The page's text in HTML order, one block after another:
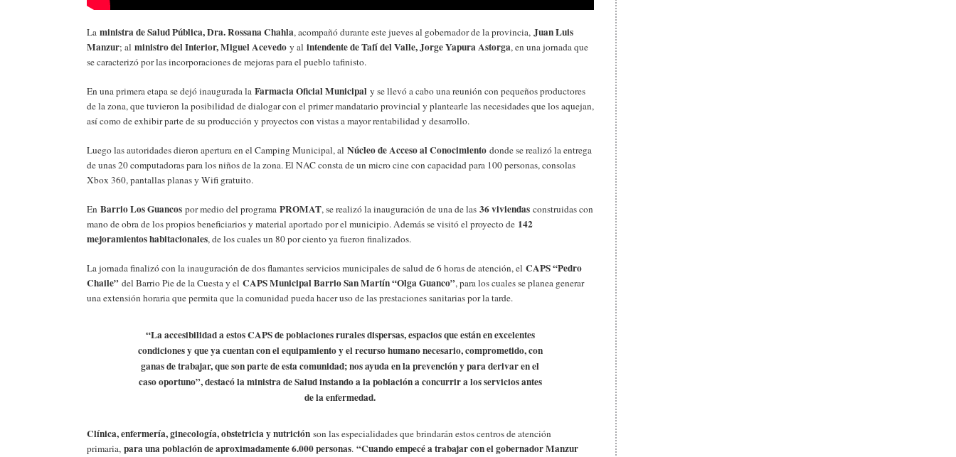
La ministra de Salud Pública, Dra. Rossana Chahla, acompañó durante este jueves al gobernador de la provincia, Juan Luis
Manzur; al ministro del Interior, Miguel Acevedo y al intendente de Tafí del Valle, Jorge Yapura Astorga, en una jornada que
se caracterizó por las incorporaciones de mejoras para el pueblo tafinisto.
En una primera etapa se dejó inaugurada la Farmacia Oficial Municipal y se llevó a cabo una reunión con pequeños productores
de la zona, que tuvieron la posibilidad de dialogar con el primer mandatario provincial y plantearle las necesidades que los aquejan,
así como de exhibir parte de su producción y proyectos con vistas a mayor rentabilidad y desarrollo.
Luego las autoridades dieron apertura en el Camping Municipal, al Núcleo de Acceso al Conocimiento donde se realizó la entrega
de unas 20 computadoras para los niños de la zona. El NAC consta de un micro cine con capacidad para 100 personas, consolas
Xbox 360, pantallas planas y Wifi gratuito.
En Barrio Los Guancos por medio del programa PROMAT, se realizó la inauguración de una de las 36 viviendas construidas con
mano de obra de los propios beneficiarios y material aportado por el municipio. Además se visitó el proyecto de 142
mejoramientos habitacionales, de los cuales un 80 por ciento ya fueron finalizados.
La jornada finalizó con la inauguración de dos flamantes servicios municipales de salud de 6 horas de atención, el CAPS “Pedro
Chaile” del Barrio Pie de la Cuesta y el CAPS Municipal Barrio San Martín “Olga Guanco”, para los cuales se planea generar
una extensión horaria que permita que la comunidad pueda hacer uso de las prestaciones sanitarias por la tarde.
“La accesibilidad a estos CAPS de poblaciones rurales dispersas, espacios que están en excelentes
condiciones y que ya cuentan con el equipamiento y el recurso humano necesario, comprometido, con
ganas de trabajar, que son parte de esta comunidad; nos ayuda en la prevención y para derivar en el
caso oportuno”, destacó la ministra de Salud instando a la población a concurrir a los servicios antes
de la enfermedad.
Clínica, enfermería, ginecología, obstetricia y nutrición son las especialidades que brindarán estos centros de atención
primaria, para una población de aproximadamente 6.000 personas. “Cuando empecé a trabajar con el gobernador Manzur